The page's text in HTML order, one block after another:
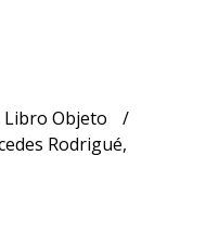
Libro Objeto
Rodrigué,